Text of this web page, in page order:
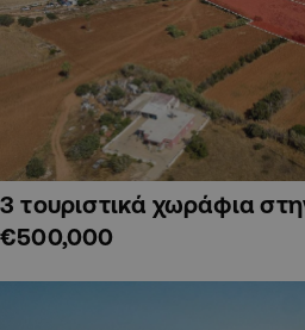
3 τουριστικά χωράφια
€500,000